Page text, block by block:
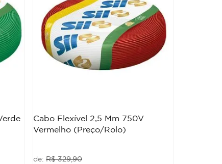
Cabo Flexível 2,5 Mm 750V
Vermelho (Preço/Rolo)
R$ 329,90